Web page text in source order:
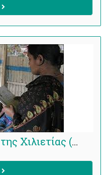
Αναπτυξιακοί Στόχοι της Χιλιετίας (ΑΣΧ)